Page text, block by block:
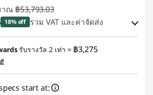
าณ ฿53,793.03
18% off รวม VAT และค่าจัดส่ง
:-฿10,042.59
:
รับรางวัล 2 เท่า = ฿3,275
!
start at: